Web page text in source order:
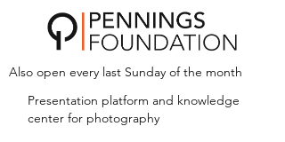
Also open every last Sunday of the month
Presentation platform and knowledge
center for photography